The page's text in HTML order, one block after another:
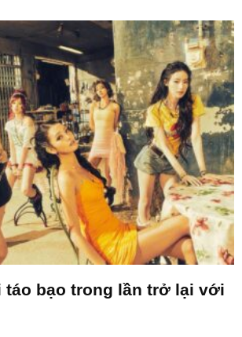
táo bạo trong lần trở lại với